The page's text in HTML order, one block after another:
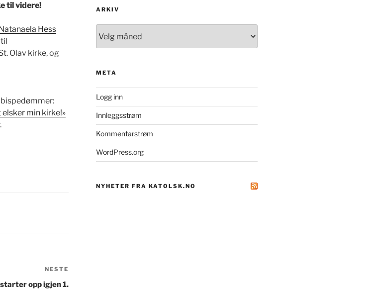
til videre!
Hess
Olav kirke, og
min kirke!»
.
NESTE
opp igjen 1.
ARKIV
META
Logg inn
Innleggsstrøm
Kommentarstrøm
WordPress.org
NYHETER FRA KATOLSK.NO